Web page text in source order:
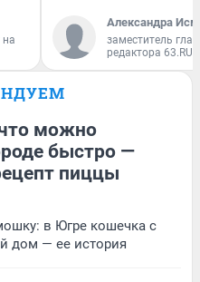
на
Александра
заместитель
редактора 63.RU
можно
быстро —
пиццы
в Югре кошечка с
дом — ее история